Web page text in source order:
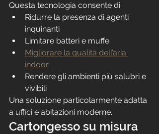
Questa tecnologia consente di:
Ridurre la presenza di agenti
inquinanti
Limitare batteri e muffe
Migliorare la qualità dell’aria
indoor
Rendere gli ambienti più salubri e
vivibili
Una soluzione particolarmente adatta
a uffici e abitazioni moderne.
Cartongesso su misura